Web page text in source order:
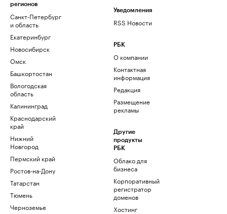
регионов
Санкт-Петербург
и область
Екатеринбург
Новосибирск
Омск
Башкортостан
Вологодская
область
Калининград
Краснодарский
край
Нижний
Новгород
Пермский край
Ростов-на-Дону
Татарстан
Тюмень
Черноземье
Уведомления
RSS Новости
РБК
О компании
Контактная
информация
Редакция
Размещение
рекламы
Другие
продукты
РБК
Облако для
бизнеса
Корпоративный
регистратор
доменов
Хостинг